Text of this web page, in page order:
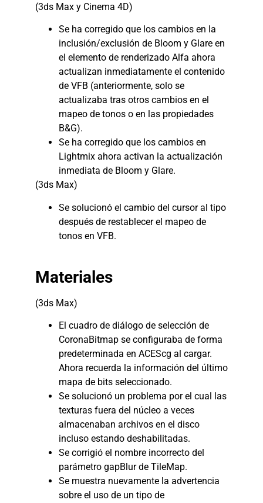
(3ds Max y Cinema 4D)
Se ha corregido que los cambios en la
inclusión/exclusión de Bloom y Glare en
el elemento de renderizado Alfa ahora
actualizan inmediatamente el contenido
de VFB (anteriormente, solo se
actualizaba tras otros cambios en el
mapeo de tonos o en las propiedades
B&G).
Se ha corregido que los cambios en
Lightmix ahora activan la actualización
inmediata de Bloom y Glare.
(3ds Max)
Se solucionó el cambio del cursor al tipo
después de restablecer el mapeo de
tonos en VFB.
Materiales
(3ds Max)
El cuadro de diálogo de selección de
CoronaBitmap se configuraba de forma
predeterminada en ACEScg al cargar.
Ahora recuerda la información del último
mapa de bits seleccionado.
Se solucionó un problema por el cual las
texturas fuera del núcleo a veces
almacenaban archivos en el disco
incluso estando deshabilitadas.
Se corrigió el nombre incorrecto del
parámetro gapBlur de TileMap.
Se muestra nuevamente la advertencia
sobre el uso de un tipo de